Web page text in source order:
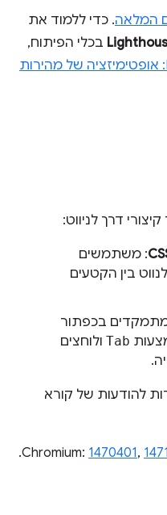
המלאה. כדי ללמוד את
בכלי הפיתוח,
Lighthouse: אופטימיזציה של מהירות
דרך לניווט:
: משתמשים
בין הקטעים
בכפתור
Tab ולוחצים
להודעות של קורא
1470401,
.